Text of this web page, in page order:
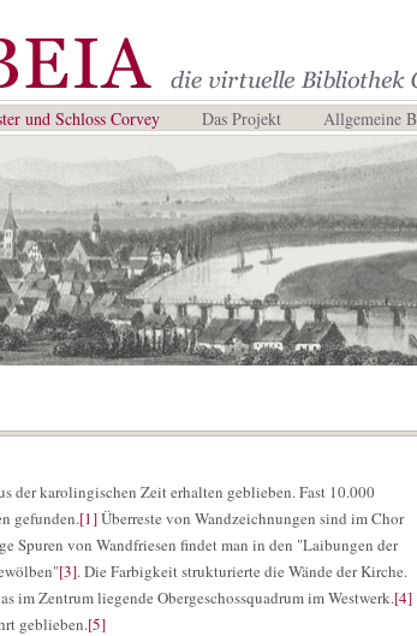
und Schloss Corvey Das Projekt Allgemeine
der karolingischen Zeit erhalten geblieben. Fast 10.000
gefunden.[1]Überreste von Wandzeichnungen sind im Chor
Spuren von Wandfriesen findet man in den "Laibungen der
[3]. Die Farbigkeit strukturierte die Wände der Kirche.
im Zentrum liegende Obergeschossquadrum im Westwerk.[4]
geblieben.[5]